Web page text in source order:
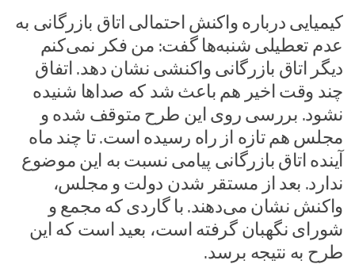
کیمیایی درباره واکنش احتمالی اتاق بازرگانی به
عدم تعطیلی شنبه‌ها گفت: من فکر نمی‌کنم
دیگر اتاق بازرگانی واکنشی نشان دهد. اتفاق
چند وقت اخیر هم باعث شد که صدا‌ها شنیده
نشود. بررسی روی این طرح متوقف شده و
مجلس هم تازه از راه رسیده است. تا چند ماه
آینده اتاق بازرگانی پیامی نسبت به این موضوع
ندارد. بعد از مستقر شدن دولت و مجلس،
واکنش نشان می‌دهند. با گاردی که مجمع و
شورای نگهبان گرفته است، بعید است که این
طرح به نتیجه برسد.